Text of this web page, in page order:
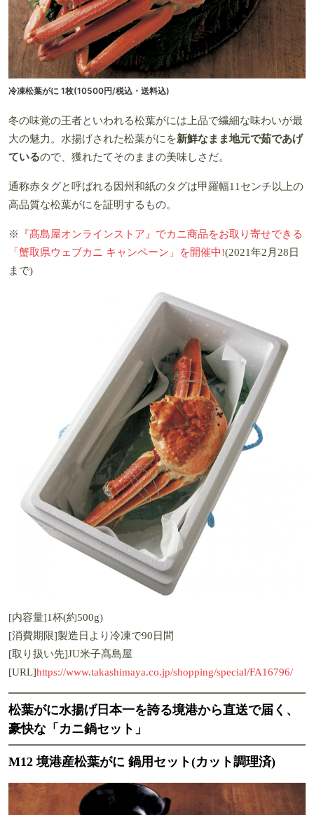
冷凍松葉がに 1枚(10500円/税込・送料込)
冬の味覚の王者といわれる松葉がには上品で繊細な味わいが最
大の魅力。水揚げされた松葉がにを新鮮なまま地元で茹であげ
ているので、獲れたてそのままの美味しさだ。
通称赤タグと呼ばれる因州和紙のタグは甲羅幅11センチ以上の
高品質な松葉がにを証明するもの。
※
『髙島屋オンラインストア』でカニ商品をお取り寄せできる
「蟹取県ウェブカニ キャンペーン」を開催中!(2021年2月28日
まで)
[内容量]1杯(約500g)
[消費期限]製造日より冷凍で90日間
[取り扱い先]JU米子髙島屋
[URL]https://www.takashimaya.co.jp/shopping/special/FA16796/
松葉がに水揚げ日本一を誇る境港から直送で届く、
豪快な「カニ鍋セット」
M12 境港産松葉がに 鍋用セット(カット調理済)